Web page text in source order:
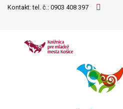
Kontakt: tel. č.: 0903 408 397